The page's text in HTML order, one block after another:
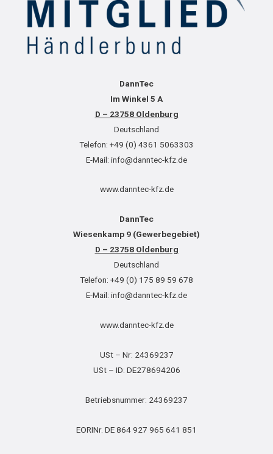
DannTec
Im Winkel 5 A
D – 23758 Oldenburg
Deutschland
Telefon: +49 (0) 4361 5063303
E-Mail: info@danntec-kfz.de
www.danntec-kfz.de
DannTec
Wiesenkamp 9 (Gewerbegebiet)
D – 23758 Oldenburg
Deutschland
Telefon: +49 (0) 175 89 59 678
E-Mail: info@danntec-kfz.de
www.danntec-kfz.de
USt – Nr: 24369237
USt – ID: DE278694206
Betriebsnummer: 24369237
EORINr. DE 864 927 965 641 851